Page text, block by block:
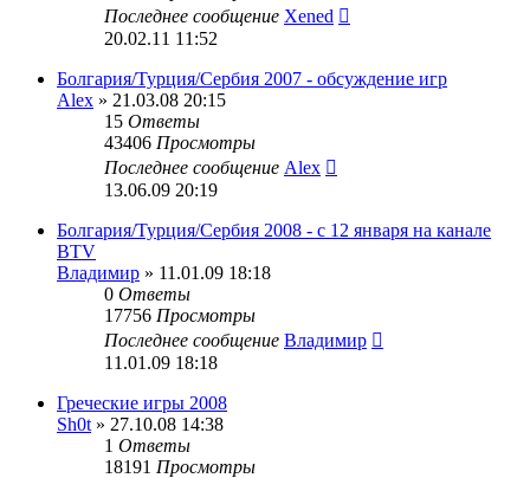
Последнее сообщение Xened
20.02.11 11:52
Болгария/Турция/Сербия 2007 - обсуждение игр
Alex » 21.03.08 20:15
15 Ответы
43406 Просмотры
Последнее сообщение Alex
13.06.09 20:19
Болгария/Турция/Сербия 2008 - c 12 января на канале
BTV
Владимир » 11.01.09 18:18
0 Ответы
17756 Просмотры
Последнее сообщение Владимир
11.01.09 18:18
Греческие игры 2008
Sh0t » 27.10.08 14:38
1 Ответы
18191 Просмотры